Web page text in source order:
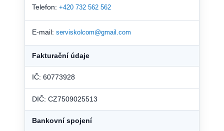
Telefon: +420 732 562 562
E-mail: serviskolcom@gmail.com
Fakturační údaje
IČ: 60773928
DIČ: CZ7509025513
Bankovní spojení